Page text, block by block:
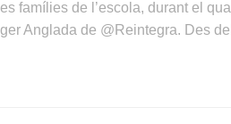
famílies de l’escola, durant el qual
Anglada de @Reintegra. Des del